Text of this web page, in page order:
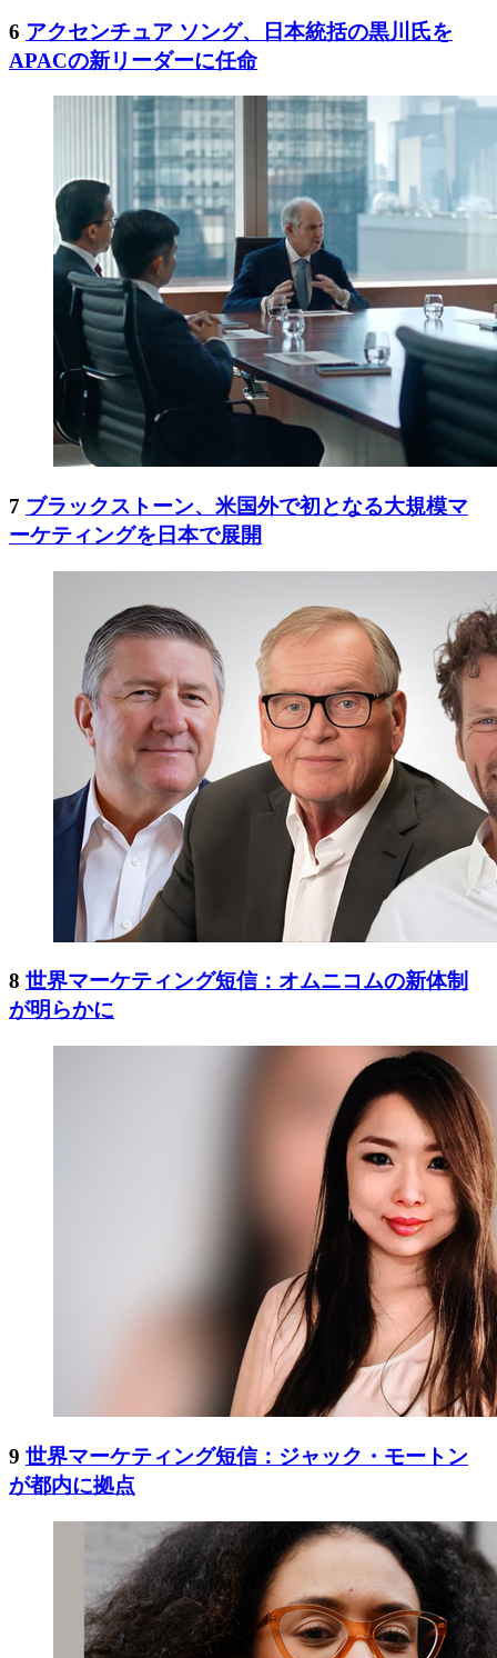
6 アクセンチュア ソング、日本統括の黒川氏を
APACの新リーダーに任命
7 ブラックストーン、米国外で初となる大規模マ
ーケティングを日本で展開
8 世界マーケティング短信：オムニコムの新体制
が明らかに
9 世界マーケティング短信：ジャック・モートン
が都内に拠点